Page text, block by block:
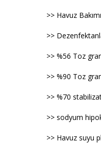
>> Havuz
>>
>> %56 Toz
>> %90 Toz
>> %70
>> sodyum
>> Havuz suyu